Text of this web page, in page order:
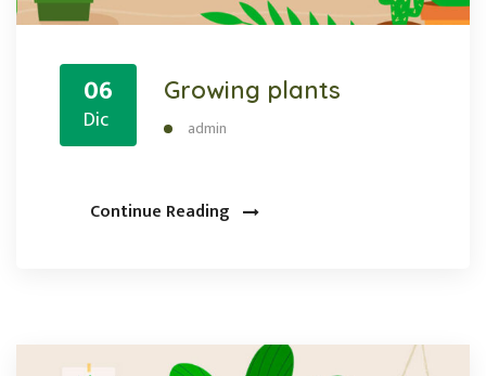
06
Dic
Growing plants
admin
Continue Reading